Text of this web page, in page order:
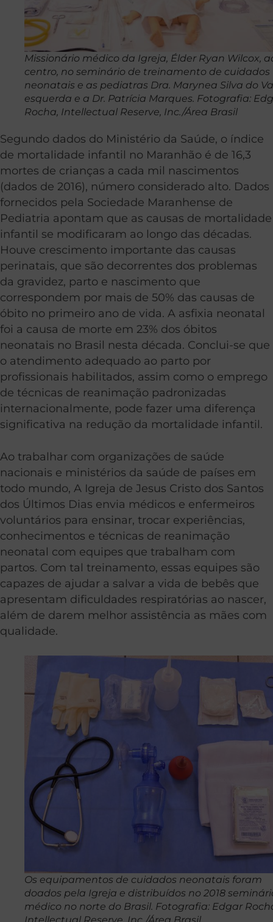
Missionário médico da Igreja, Élder Ryan Wilcox,
centro, no seminário de treinamento de cuidados
neonatais e as pediatras Dra. Marynea Silva do
esquerda e a Dr. Patrícia Marques. Fotografia:
Rocha, Intellectual Reserve, Inc./Área Brasil
Segundo dados do Ministério da Saúde, o índice
de mortalidade infantil no Maranhão é de 16,3
mortes de crianças a cada mil nascimentos
(dados de 2016), número considerado alto. Dados
fornecidos pela Sociedade Maranhense de
Pediatria apontam que as causas de mortalidade
infantil se modificaram ao longo das décadas.
Houve crescimento importante das causas
perinatais, que são decorrentes dos problemas
da gravidez, parto e nascimento que
correspondem por mais de 50% das causas de
óbito no primeiro ano de vida. A asfixia neonatal
foi a causa de morte em 23% dos óbitos
neonatais no Brasil nesta década. Conclui-se que
o atendimento adequado ao parto por
profissionais habilitados, assim como o emprego
de técnicas de reanimação padronizadas
internacionalmente, pode fazer uma diferença
significativa na redução da mortalidade infantil.
Ao trabalhar com organizações de saúde
nacionais e ministérios da saúde de países em
todo mundo, A Igreja de Jesus Cristo dos Santos
dos Últimos Dias envia médicos e enfermeiros
voluntários para ensinar, trocar experiências,
conhecimentos e técnicas de reanimação
neonatal com equipes que trabalham com
partos. Com tal treinamento, essas equipes são
capazes de ajudar a salvar a vida de bebês que
apresentam dificuldades respiratórias ao nascer,
além de darem melhor assistência as mães com
qualidade.
Os equipamentos de cuidados neonatais foram
doados pela Igreja e distribuídos no 2018
médico no norte do Brasil. Fotografia: Edgar